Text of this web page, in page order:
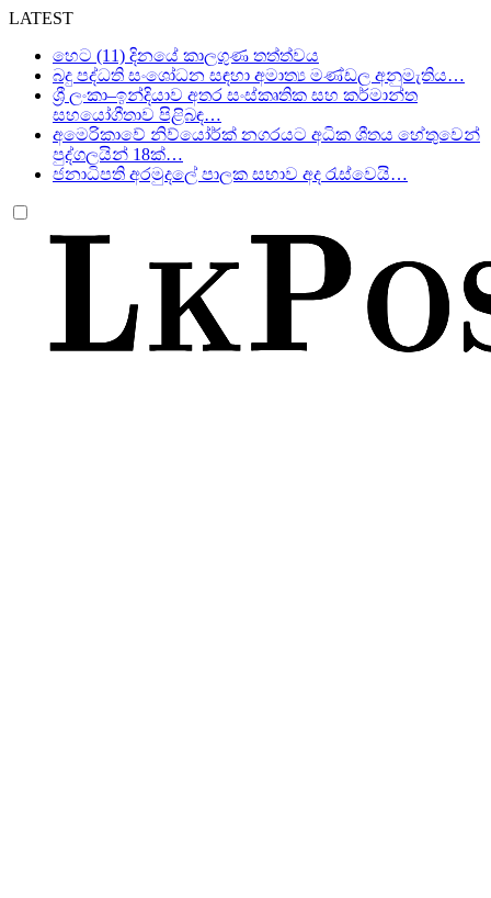
LATEST
හෙට (11) දිනයේ කාලගුණ තත්ත්වය
බදු පද්ධති සංශෝධන සඳහා අමාත්‍ය මණ්ඩල අනුමැතිය…
ශ්‍රී ලංකා–ඉන්දියාව අතර සංස්කෘතික සහ කර්මාන්ත
සහයෝගීතාව පිළිබඳ…
අමෙරිකාවේ නිව්යෝර්ක් නගරයට අධික ශීතය හේතුවෙන්
පුද්ගලයින් 18ක්…
ජනාධිපති අරමුදලේ පාලක සභාව අද රැස්වෙයි…